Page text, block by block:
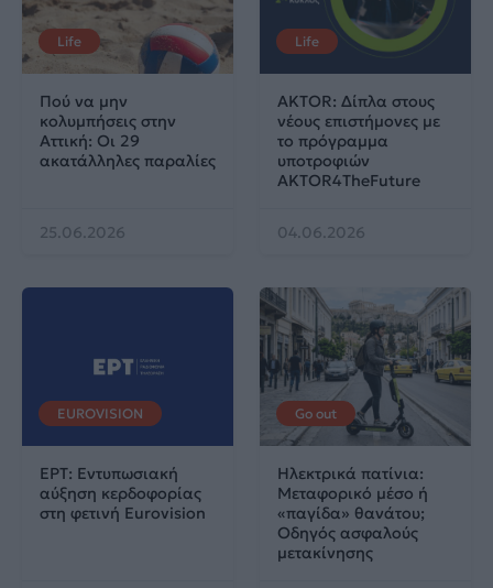
Life
Πού να μην
κολυμπήσεις στην
Αττική: Οι 29
ακατάλληλες παραλίες
25.06.2026
Life
AKTOR: Δίπλα στους
νέους επιστήμονες με
το πρόγραμμα
υποτροφιών
AKTOR4TheFuture
04.06.2026
EUROVISION
ΕΡΤ: Εντυπωσιακή
αύξηση κερδοφορίας
στη φετινή Eurovision
Go out
Ηλεκτρικά πατίνια:
Μεταφορικό μέσο ή
«παγίδα» θανάτου;
Οδηγός ασφαλούς
μετακίνησης